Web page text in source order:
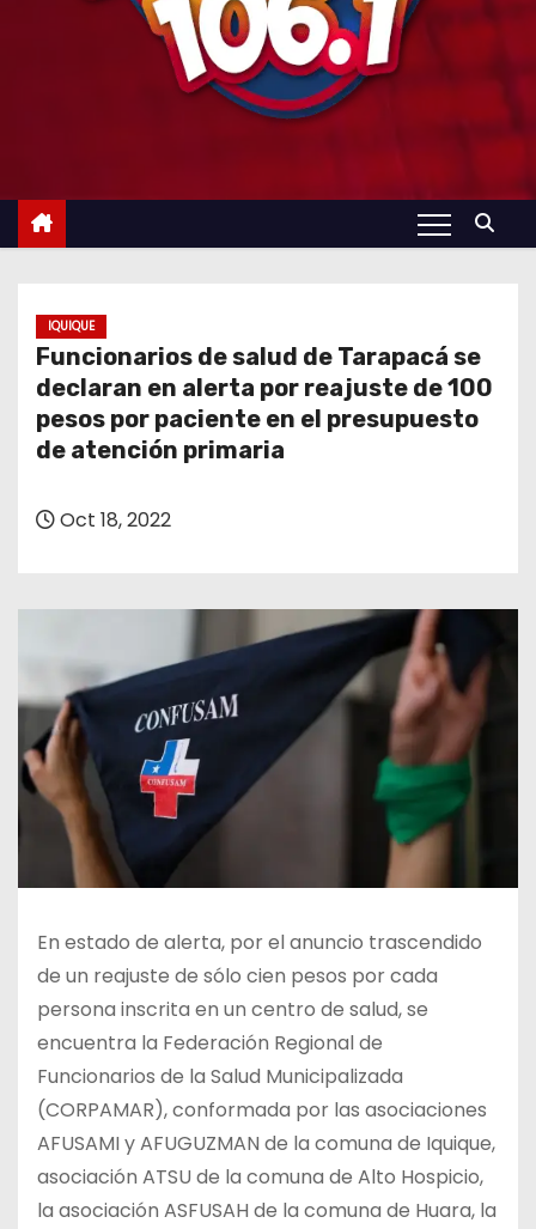
IQUIQUE
Funcionarios de salud de Tarapacá se
declaran en alerta por reajuste de 100
pesos por paciente en el presupuesto
de atención primaria
Oct 18, 2022
En estado de alerta, por el anuncio trascendido
de un reajuste de sólo cien pesos por cada
persona inscrita en un centro de salud, se
encuentra la Federación Regional de
Funcionarios de la Salud Municipalizada
(CORPAMAR), conformada por las asociaciones
AFUSAMI y AFUGUZMAN de la comuna de Iquique,
asociación ATSU de la comuna de Alto Hospicio,
la asociación ASFUSAH de la comuna de Huara, la